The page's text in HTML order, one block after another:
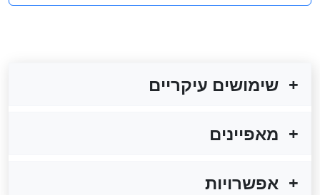
שימושים עיקריים
מאפיינים
אפשרויות